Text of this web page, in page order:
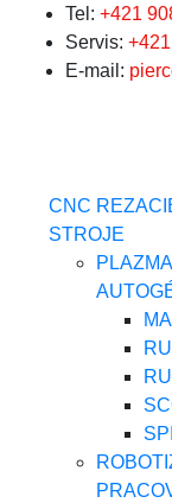
Tel: +421
Servis:
E-mail:
Toggle
CNC
STROJE